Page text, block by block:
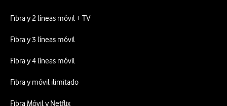
Fibra y 2 líneas móvil + TV
Fibra y 3 líneas móvil
Fibra y 4 líneas móvil
Fibra y móvil ilimitado
Fibra Móvil y Netflix